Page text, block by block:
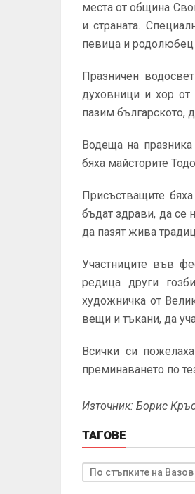
места от община
и страната.
певица и родолюбец
Празничен
духовници и хор от
пазим българското,
Водеща на
бяха майсторите
Присъстващите
бъдат здрави, да се
да пазят жива
Участниците във
редица други
художничка от
вещи и тъкани, да
Всички си
преминаването по
Източник: Борис
ТАГОВЕ
По стъпките на Вазов